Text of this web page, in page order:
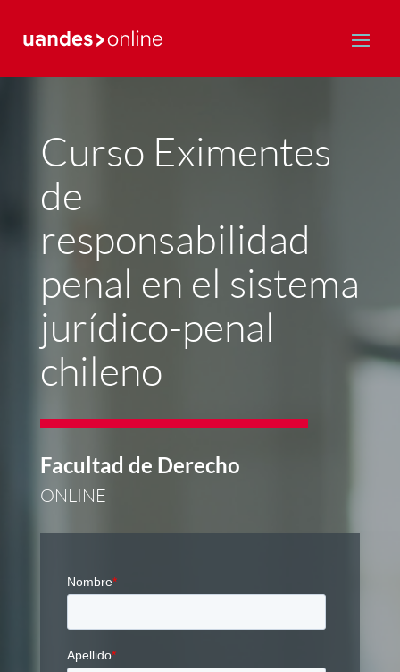
Postgrado y Educación Continua
Curso Eximentes
de
responsabilidad
penal en el sistema
jurídico-penal
chileno
Facultad de Derecho
ONLINE